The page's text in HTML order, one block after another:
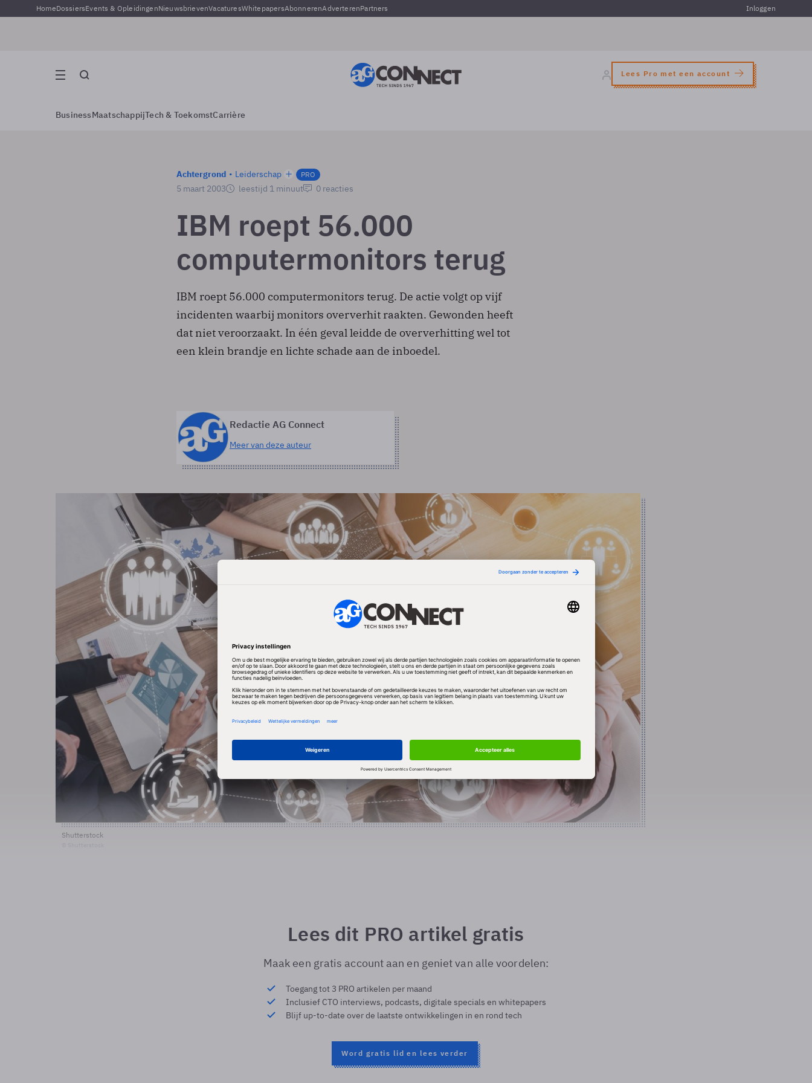
HomeDossiersEvents & OpleidingenNieuwsbrievenVacaturesWhitepapersAbonnerenAdverterenPartners Inloggen
Lees Pro met een account
BusinessMaatschappijTech & ToekomstCarrière
Achtergrond Leiderschap PRO
5 maart 2003 leestijd 1 minuut 0 reacties
IBM roept 56.000
computermonitors terug
IBM roept 56.000 computermonitors terug. De actie volgt op vijf
incidenten waarbij monitors oververhit raakten. Gewonden heeft
dat niet veroorzaakt. In één geval leidde de oververhitting wel tot
een klein brandje en lichte schade aan de inboedel.
Redactie AG Connect
Meer van deze auteur
Shutterstock
Lees dit PRO artikel gratis
Maak een gratis account aan en geniet van alle voordelen:
Toegang tot 3 PRO artikelen per maand
Inclusief CTO interviews, podcasts, digitale specials en whitepapers
Blijf up-to-date over de laatste ontwikkelingen in en rond tech
Word gratis lid en lees verder